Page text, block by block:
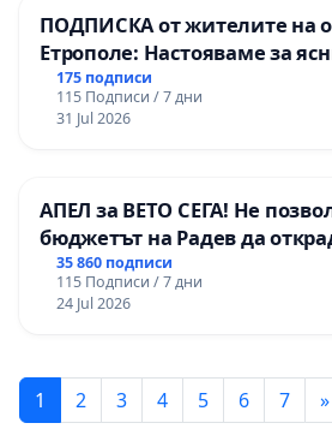
ПОДПИСКА от жителите на
Етрополе: Настояваме за
“Елаците-МЕД” АД и от
изпълнят всички
175 подписи
115 Подписи / 7 дни
31 Jul 2026
АПЕЛ за ВЕТО СЕГА! Не
бюджетът на Радев да
правата ни в тъмното
35 860 подписи
115 Подписи / 7 дни
24 Jul 2026
1 2 3 4 5 6 7 »